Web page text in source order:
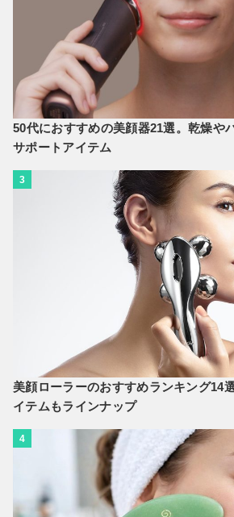
50代におすすめの美顔器21選。乾燥や
サポートアイテム
3
美顔ローラーのおすすめランキング14
イテムもラインナップ
4